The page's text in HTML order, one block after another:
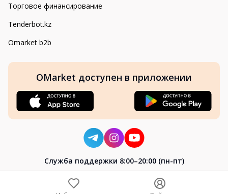
Торговое финансирование
Tenderbot.kz
Omarket b2b
OMarket доступен в приложении
Cлужба поддержки 8:00–20:00 (пн-пт)